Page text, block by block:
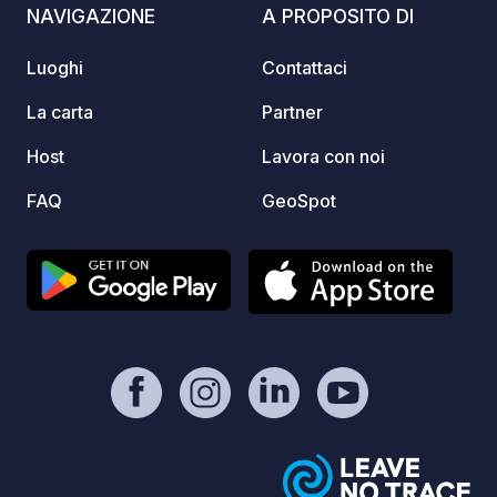
di servizi sono a tua disposizione per
du Futur.
NAVIGAZIONE
Luoghi
La carta
Host
FAQ
A PROPOSITO DI
Contattaci
Partner
Lavora con noi
GeoSpot